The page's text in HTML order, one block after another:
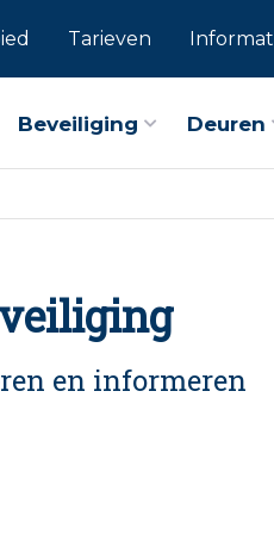
Tarieven
Beveiliging Deuren
en informeren